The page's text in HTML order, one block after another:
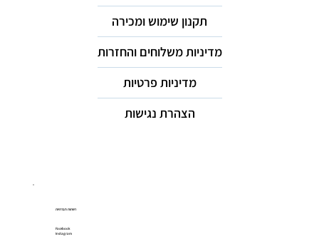
תקנון שימוש ומכירה
מדיניות משלוחים והחזרות
מדיניות פרטיות
הצהרת נגישות
רשתות חברתיות
Facebook
Instagram